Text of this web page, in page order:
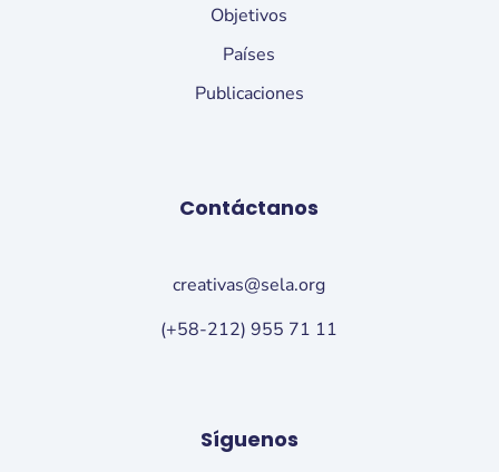
Objetivos
Países
Publicaciones
Contáctanos
creativas@sela.org
(+58-212) 955 71 11
Síguenos